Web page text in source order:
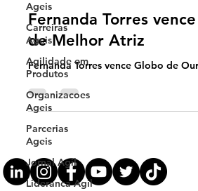
Ageis
Carreiras
Ageis
Agilidade em
Produtos
Organizacoes
Ageis
Parcerias
Ageis
Jornal Agil
Lideranca Agil
Fernanda Torres
de Melhor Atriz
Fernanda Torres vence Globo de